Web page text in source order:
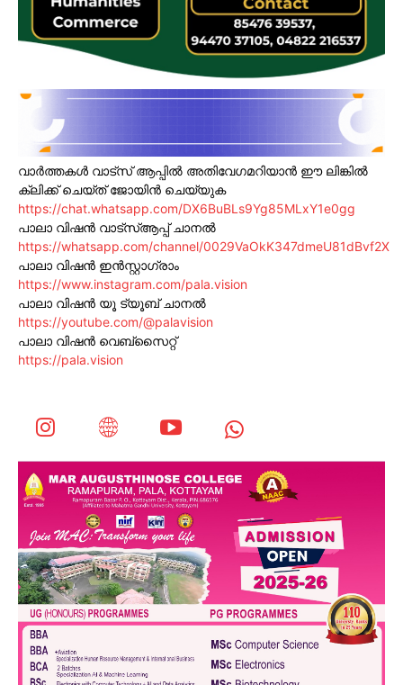
വാർത്തകൾ വാട്സ് ആപ്പിൽ അതിവേഗമറിയാൻ ഈ ലിങ്കിൽ
ക്ലിക്ക് ചെയ്ത് ജോയിൻ ചെയ്യുക
https://chat.whatsapp.com/DX6BuBLs9Yg85MLxY1e0gg
പാലാ വിഷൻ വാട്സ്ആപ്പ് ചാനൽ
https://whatsapp.com/channel/0029VaOkK347dmeU81dBvf2X
പാലാ വിഷൻ ഇൻസ്റ്റാഗ്രാം
https://www.instagram.com/pala.vision
പാലാ വിഷൻ യൂ ട്യൂബ് ചാനൽ
https://youtube.com/@palavision
പാലാ വിഷൻ വെബ്സൈറ്റ്
https://pala.vision